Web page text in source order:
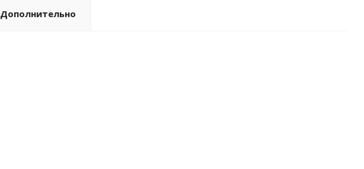
Дополнительно